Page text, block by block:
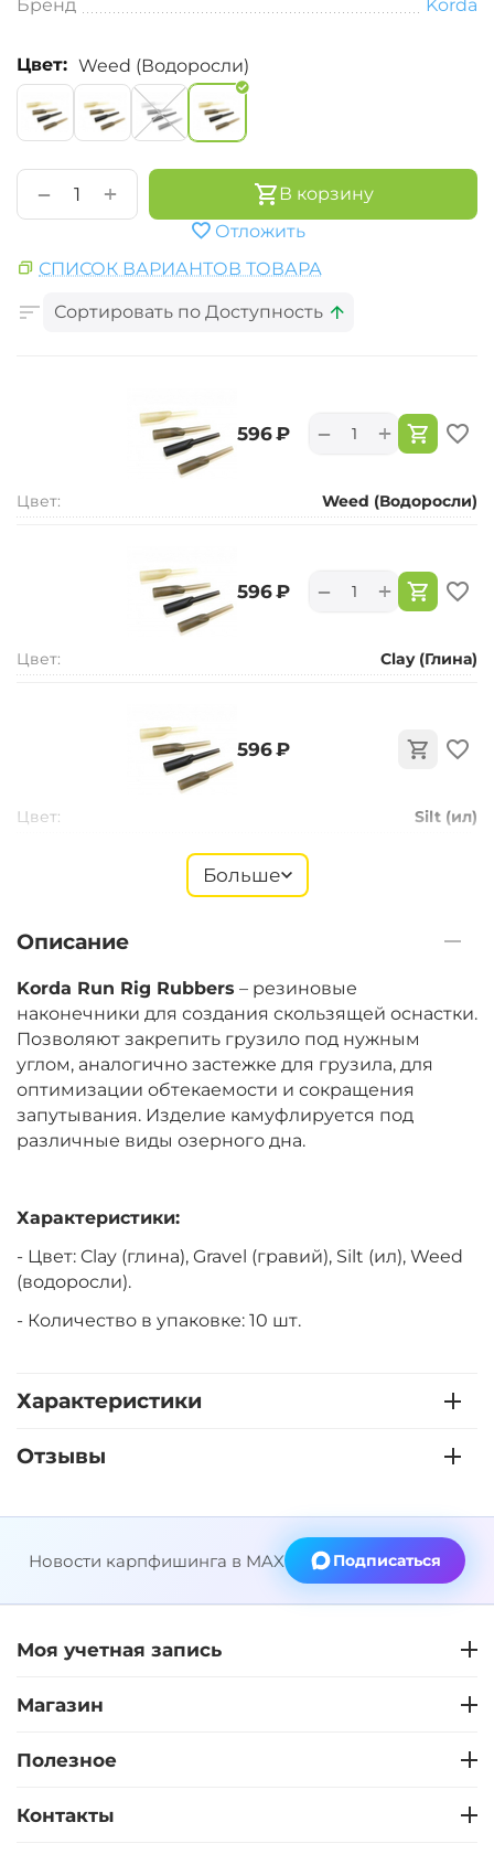
Бренд Korda
Цвет: Weed (Водоросли)
+
−
В корзину
Отложить
СПИСОК ВАРИАНТОВ ТОВАРА
Сортировать по Доступность
‍596‍ ₽ +
−
Цвет: Weed (Водоросли)
‍596‍ ₽ +
−
Цвет: Clay (Глина)
‍596‍ ₽
Цвет: Silt (ил)
Больше
Описание
Korda Run Rig Rubbers – резиновые
наконечники для создания скользящей оснастки.
Позволяют закрепить грузило под нужным
углом, аналогично застежке для грузила, для
оптимизации обтекаемости и сокращения
запутывания. Изделие камуфлируется под
различные виды озерного дна.
Характеристики:
- Цвет: Clay (глина), Gravel (гравий), Silt (ил), Weed
(водоросли).
- Количество в упаковке: 10 шт.
Характеристики
Отзывы
Новости карпфишинга в MAX Подписаться
Моя учетная запись
Магазин
Полезное
Контакты